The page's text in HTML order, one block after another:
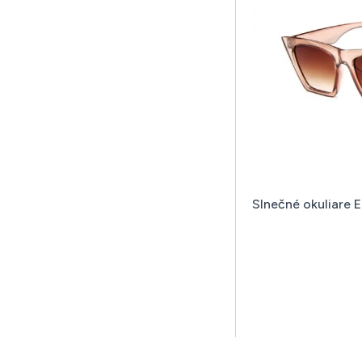
Slnečné okuliare